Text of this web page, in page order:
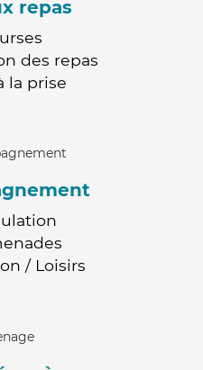
repas
des repas
la prise
/ Loisirs